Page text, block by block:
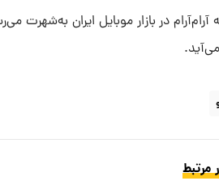
آرام‌آرام در بازار موبایل ایران
مرتبط